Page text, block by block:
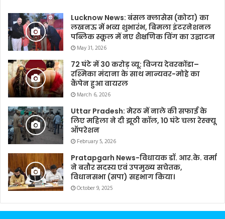
Lucknow News: बंसल क्लासेस (कोटा) का
लखनऊ में भव्य शुभारंभ, बिमला इंटरनेशनल
पब्लिक स्कूल में नए शैक्षणिक विंग का उद्घाटन
May 31, 2026
72 घंटे में 30 करोड़ व्यू: विजय देवरकोंडा–
रश्मिका मंदाना के साथ मान्यवर-मोहे का
कैंपेन हुआ वायरल
March 6, 2026
Uttar Pradesh: मेरठ में नाले की सफाई के
लिए महिला ने दी झूठी कॉल, 10 घंटे चला रेस्क्यू
ऑपरेशन
February 5, 2026
Pratapgarh News-विधायक डॉ. आर.के. वर्मा
ने बतौर सदस्य एवं उपमुख्य सचेतक,
विधानसभा (सपा) सहभाग किया।
October 9, 2025